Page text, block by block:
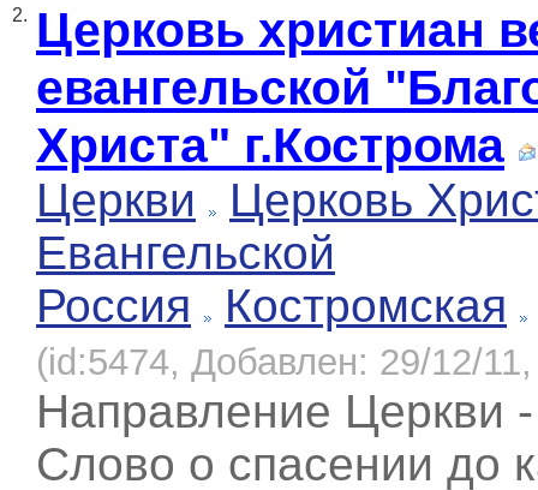
2. Церковь христиан
евангельской
Христа" г.Кострома
Церкви
Церковь
Евангельской
Россия
Костромская
(id:5474, Добавлен: 29/12/
Направление Церкви
Слово о спасении до